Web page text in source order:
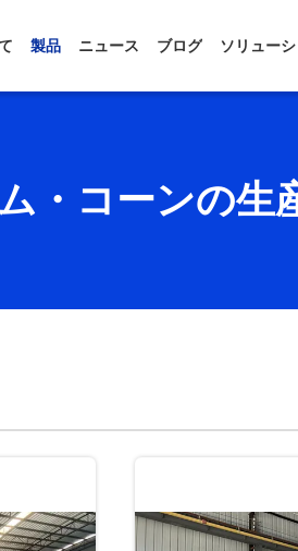
製品 ニュース ブログ ソリュー
・コーンの生